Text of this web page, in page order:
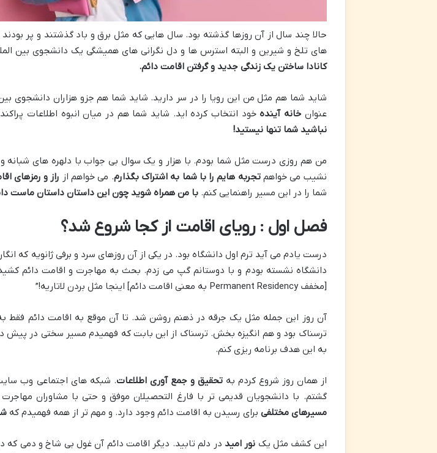
حالا چند سال از آن روزها گذشته بود. سال هایی که مثل برق و باد گذشتند و پر
های تلخ و شیرین و البته استرس ها و دل نگرانی های همیشگی یک دانشجوی بین
کانادا ساختن یک زندگی جدید و گرفتن اقامت دائم.
شاید شما هم مثل من این رویا را در سر دارید. شاید شما هم جزو هزاران دانشجوی
عنوانخانه آیندهخود انتخاب کرده اید. شاید شما هم در میان انبوه اطلاعات
نباشید شما تنها نیستید!
من هم روزی درست مثل شما بودم. با هزار و یک سوال بی جواب با دلهره های شبانه و
نشیب می خواهمتجربه هایم را با شما به اشتراک بگذارم. می خواهم از راز و رمزهای
شما را در این مسیر راهنمایی کنم.با من همراه شوید چون این داستان داستان ماست
فصل اول : رویای اقامت از کجا شروع شد؟
درست یادم می آید ترم اول دانشگاه بود. در یکی از آن روزهای سرد و برفی ژانویه که
[مخفف Permanent Residency به معنی اقامت دائم] اینجا مثل بردن لاتاریه!”
آن روز این جمله مثل یک جرقه در ذهنم روشن شد. تا آن موقع به اقامت دائم فقط
ترسناک بود و هم انگیزه بخش. ترسناک از این بابت که فهمیدم مسیر سختی در پیش
به این هدف برنامه ریزی کنم.
از همان روز شروع کردم بهتحقیق و جمع آوری اطلاعات. شبکه های اجتماعی وب
گشتم. با دانشجویان قدیمی تر با فارغ التحصیلان موفق و حتی با مشاوران
مسیرهای مختلفی برای رسیدن به اقامت دائم وجود دارد. و مهم تر از همه فهمیدم که
این کشف مثل یک نور امید در دلم تابید. دیگر اقامت دائم آن غول بی شاخ و دمی